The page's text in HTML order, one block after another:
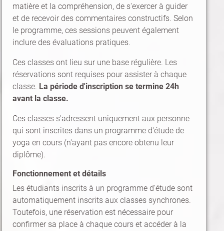
matière et la compréhension, de s'exercer à guider
et de recevoir des commentaires constructifs. Selon
le programme, ces sessions peuvent également
inclure des évaluations pratiques.
Ces classes ont lieu sur une base régulière. Les
réservations sont requises pour assister à chaque
classe. La période d'inscription se termine 24h
avant la classe.
Ces classes s'adressent uniquement aux personne
qui sont inscrites dans un programme d'étude de
yoga en cours (n'ayant pas encore obtenu leur
diplôme).
Fonctionnement et détails
Les étudiants inscrits à un programme d'étude sont
automatiquement inscrits aux classes synchrones.
Toutefois, une réservation est nécessaire pour
confirmer sa place à chaque cours et accéder à la